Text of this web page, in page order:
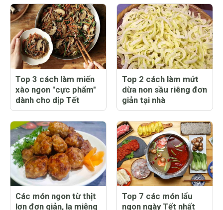
Top 3 cách làm miến
xào ngon "cực phẩm"
dành cho dịp Tết
Top 2 cách làm mứt
dừa non sầu riêng đơn
giản tại nhà
Các món ngon từ thịt
lợn đơn giản, lạ miệng
Top 7 các món lẩu
ngon ngày Tết nhất